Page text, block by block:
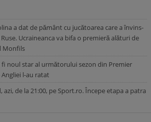
a dat de pământ cu jucătoarea care a învins-
Ucraineanca va bifa o premieră alături de
Monfils
fi noul star al următorului sezon din Premier
l-au ratat
azi, de la 21:00, pe Sport.ro. Începe etapa a patra